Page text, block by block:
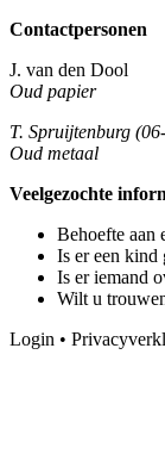
Contactpersonen
J. van den Dool
Oud papier
T. Spruijtenburg
Oud metaal
Veelgezochte
Behoefte aan
Is er een kind
Is er iemand
Wilt u
Login •